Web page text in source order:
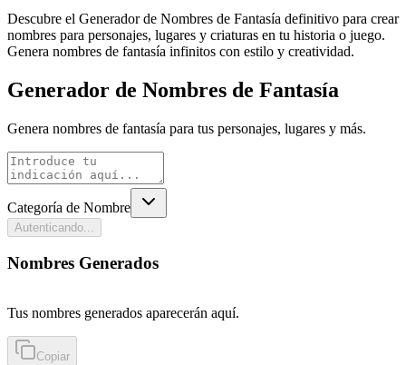
Descubre el Generador de Nombres de Fantasía definitivo para crear
nombres para personajes, lugares y criaturas en tu historia o juego.
Genera nombres de fantasía infinitos con estilo y creatividad.
Generador de Nombres de Fantasía
Genera nombres de fantasía para tus personajes, lugares y más.
Categoría de Nombre
Autenticando...
Nombres Generados
Tus nombres generados aparecerán aquí.
Copiar